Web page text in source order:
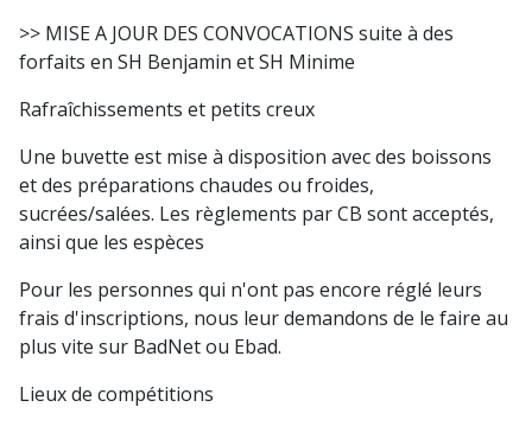
>> MISE A JOUR DES CONVOCATIONS suite à des
forfaits en SH Benjamin et SH Minime
Rafraîchissements et petits creux
Une buvette est mise à disposition avec des boissons
et des préparations chaudes ou froides,
sucrées/salées. Les règlements par CB sont acceptés,
ainsi que les espèces
Pour les personnes qui n'ont pas encore réglé leurs
frais d'inscriptions, nous leur demandons de le faire au
plus vite sur BadNet ou Ebad.
Lieux de compétitions